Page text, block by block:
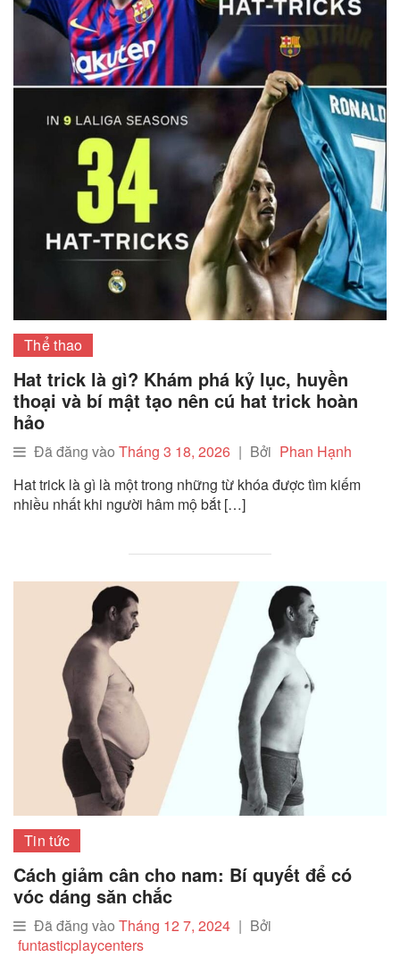
Thể thao
Hat trick là gì? Khám phá kỷ lục, huyền
thoại và bí mật tạo nên cú hat trick hoàn
hảo
Đã đăng vào Tháng 3 18, 2026 | Bởi Phan Hạnh
Hat trick là gì là một trong những từ khóa được tìm kiếm
nhiều nhất khi người hâm mộ bắt […]
Tin tức
Cách giảm cân cho nam: Bí quyết để có
vóc dáng săn chắc
Đã đăng vào Tháng 12 7, 2024 | Bởi
funtasticplaycenters